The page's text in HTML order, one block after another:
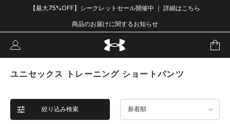
【最大75%OFF】シークレットセール開催中 ｜ 詳細はこちら
商品のお届けに関するお知らせ
ユニセックス トレーニング ショートパンツ
絞り込み検索 新着順